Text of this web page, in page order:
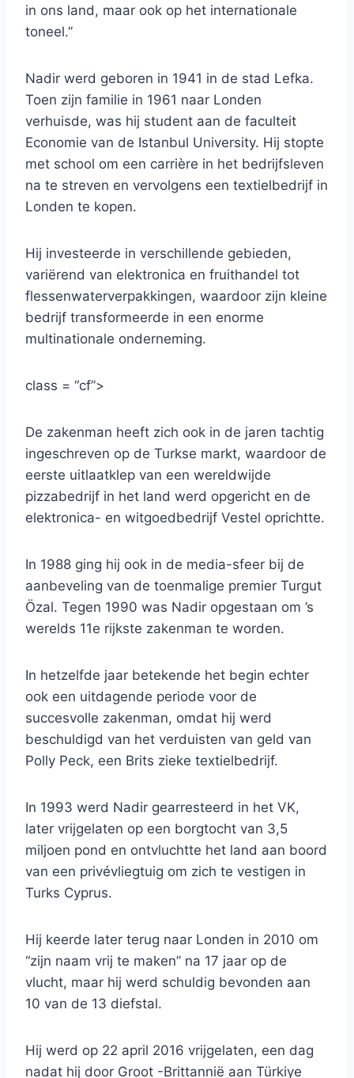
in ons land, maar ook op het internationale
toneel.”
Nadir werd geboren in 1941 in de stad Lefka.
Toen zijn familie in 1961 naar Londen
verhuisde, was hij student aan de faculteit
Economie van de Istanbul University. Hij stopte
met school om een ​​carrière in het bedrijfsleven
na te streven en vervolgens een textielbedrijf in
Londen te kopen.
Hij investeerde in verschillende gebieden,
variërend van elektronica en fruithandel tot
flessenwaterverpakkingen, waardoor zijn kleine
bedrijf transformeerde in een enorme
multinationale onderneming.
class = “cf”>
De zakenman heeft zich ook in de jaren tachtig
ingeschreven op de Turkse markt, waardoor de
eerste uitlaatklep van een wereldwijde
pizzabedrijf in het land werd opgericht en de
elektronica- en witgoedbedrijf Vestel oprichtte.
In 1988 ging hij ook in de media-sfeer bij de
aanbeveling van de toenmalige premier Turgut
Özal. Tegen 1990 was Nadir opgestaan ​​om ’s
werelds 11e rijkste zakenman te worden.
In hetzelfde jaar betekende het begin echter
ook een uitdagende periode voor de
succesvolle zakenman, omdat hij werd
beschuldigd van het verduisten van geld van
Polly Peck, een Brits zieke textielbedrijf.
In 1993 werd Nadir gearresteerd in het VK,
later vrijgelaten op een borgtocht van 3,5
miljoen pond en ontvluchtte het land aan boord
van een privévliegtuig om zich te vestigen in
Turks Cyprus.
Hij keerde later terug naar Londen in 2010 om
“zijn naam vrij te maken” na 17 jaar op de
vlucht, maar hij werd schuldig bevonden aan
10 van de 13 diefstal.
Hij werd op 22 april 2016 vrijgelaten, een dag
nadat hij door Groot -Brittannië aan Türkiye